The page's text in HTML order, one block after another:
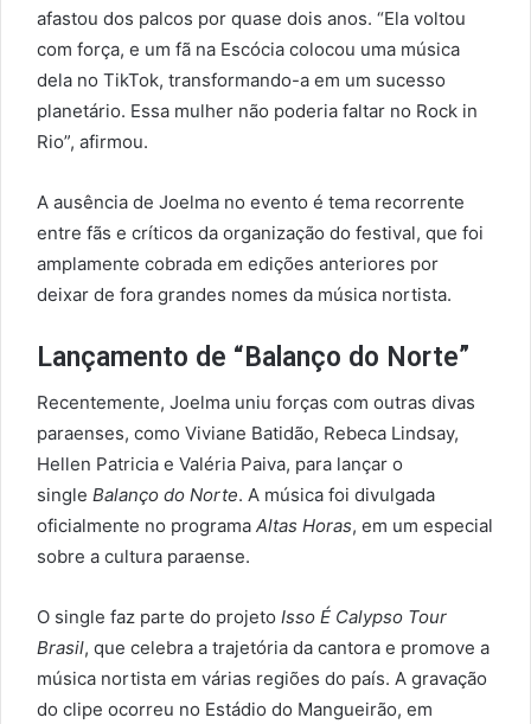
afastou dos palcos por quase dois anos. “Ela voltou
com força, e um fã na Escócia colocou uma música
dela no TikTok, transformando-a em um sucesso
planetário. Essa mulher não poderia faltar no Rock in
Rio”, afirmou.
A ausência de Joelma no evento é tema recorrente
entre fãs e críticos da organização do festival, que foi
amplamente cobrada em edições anteriores por
deixar de fora grandes nomes da música nortista.
Lançamento de “Balanço do Norte”
Recentemente, Joelma uniu forças com outras divas
paraenses, como Viviane Batidão, Rebeca Lindsay,
Hellen Patricia e Valéria Paiva, para lançar o
single Balanço do Norte. A música foi divulgada
oficialmente no programa Altas Horas, em um especial
sobre a cultura paraense.
O single faz parte do projeto Isso É Calypso Tour
Brasil, que celebra a trajetória da cantora e promove a
música nortista em várias regiões do país. A gravação
do clipe ocorreu no Estádio do Mangueirão, em